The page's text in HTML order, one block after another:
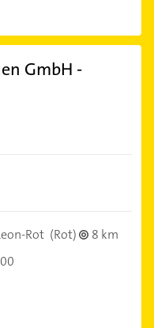
GmbH -
Rot (Rot)
8 km